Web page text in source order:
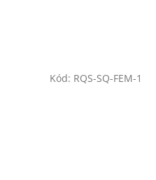
Kód: RQS-SQ-FEM-1